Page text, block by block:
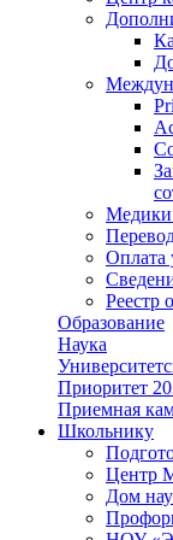
Медики
Оплата
Реестр
Образование
Наука
Приоритет
Приемная
Школьнику
Дом